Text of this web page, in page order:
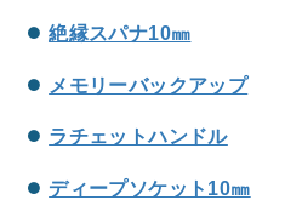
絶縁スパナ10㎜
メモリーバックアップ
ラチェットハンドル
ディープソケット10㎜